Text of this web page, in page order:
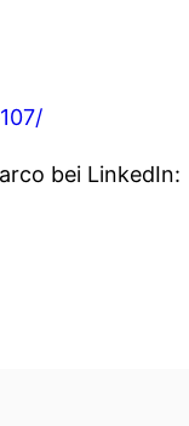
bei LinkedIn: